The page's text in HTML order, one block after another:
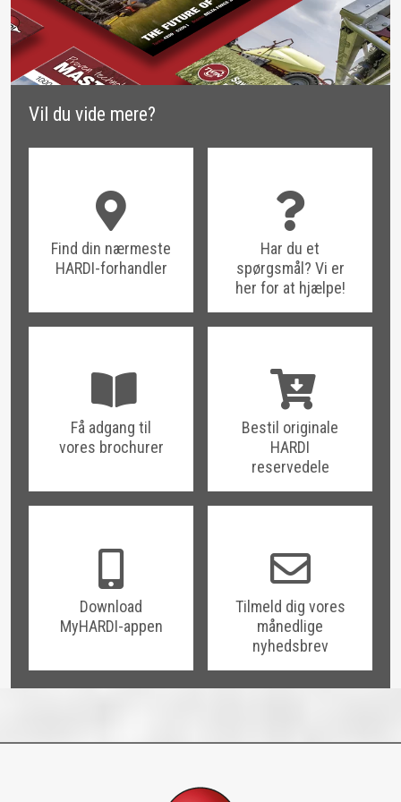
Vil du vide mere?
Find din nærmeste
HARDI-forhandler
Har du et
spørgsmål? Vi er
her for at hjælpe!
Få adgang til
vores brochurer
Bestil originale
HARDI
reservedele
Download
MyHARDI-appen
Tilmeld dig vores
månedlige
nyhedsbrev